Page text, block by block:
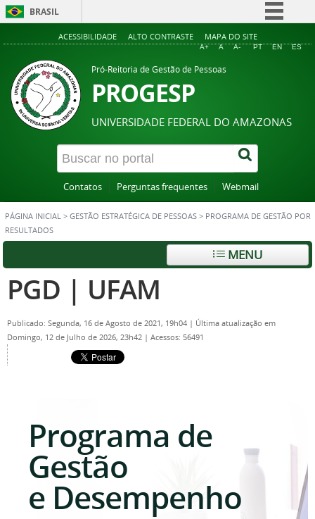
BRASIL
Simplifique!
Acesso à informação
Legislação
Canais
ACESSIBILIDADE ALTO CONTRASTE MAPA DO SITE
A+ A A- PT EN ES
Pró-Reitoria de Gestão de Pessoas
PROGESP
UNIVERSIDADE FEDERAL DO AMAZONAS
Contatos Perguntas frequentes Webmail
PÁGINA INICIAL > GESTÃO ESTRATÉGICA DE PESSOAS > PROGRAMA DE GESTÃO POR
RESULTADOS
MENU
PGD | UFAM
Publicado: Segunda, 16 de Agosto de 2021, 19h04 | Última atualização em
Domingo, 12 de Julho de 2026, 23h42 | Acessos: 56491
Programa de
Gestão
e Desempenho